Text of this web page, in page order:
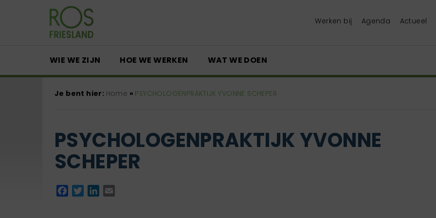
Werken bij Agenda Actueel
WIE WE ZIJN HOE WE WERKEN WAT WE DOEN
Je bent hier: Home » PSYCHOLOGENPRAKTIJK YVONNE SCHEPER
PSYCHOLOGENPRAKTIJK YVONNE
SCHEPER
Facebook
TwitterLinkedIn